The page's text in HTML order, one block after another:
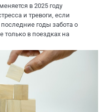
в 2025 году
и тревоги, если
годы забота о
только в поездках на